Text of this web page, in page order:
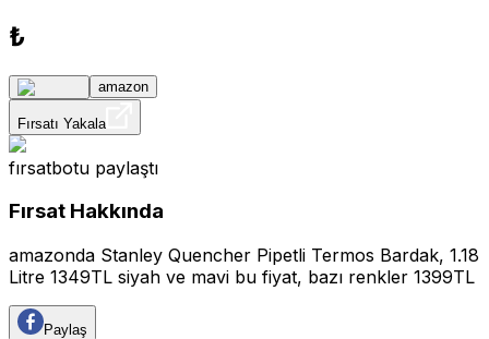
₺
amazon
Fırsatı Yakala
fırsatbotu paylaştı
Fırsat Hakkında
amazonda Stanley Quencher Pipetli Termos Bardak, 1.18
Litre 1349TL siyah ve mavi bu fiyat, bazı renkler 1399TL
Paylaş